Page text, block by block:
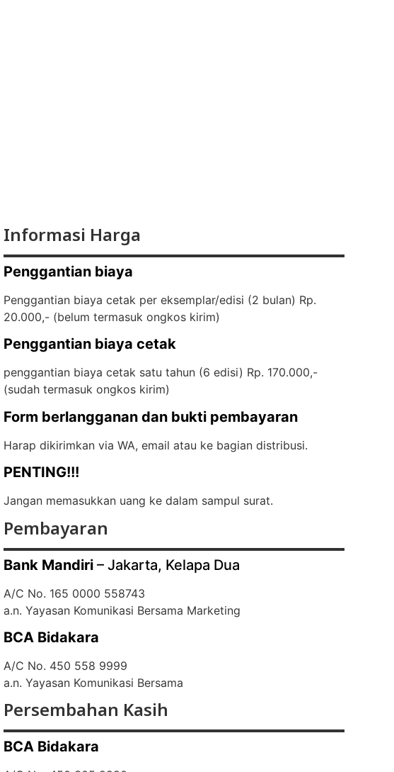
Informasi Harga
Penggantian biaya
Penggantian biaya cetak per eksemplar/edisi (2 bulan) Rp.
20.000,- (belum termasuk ongkos kirim)
Penggantian biaya cetak
penggantian biaya cetak satu tahun (6 edisi) Rp. 170.000,-
(sudah termasuk ongkos kirim)
Form berlangganan dan bukti pembayaran
Harap dikirimkan via WA, email atau ke bagian distribusi.
PENTING!!!
Jangan memasukkan uang ke dalam sampul surat.
Pembayaran
Bank Mandiri – Jakarta, Kelapa Dua
A/C No. 165 0000 558743
a.n. Yayasan Komunikasi Bersama Marketing
BCA Bidakara
A/C No. 450 558 9999
a.n. Yayasan Komunikasi Bersama
Persembahan Kasih
BCA Bidakara